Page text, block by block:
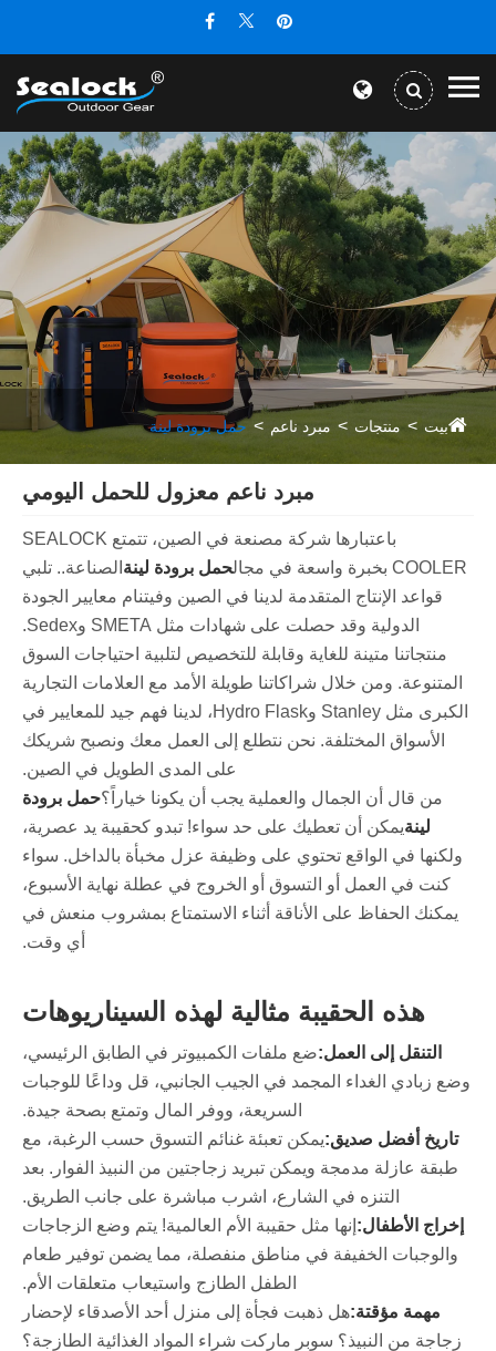
بيت منتجات مبرد ناعم حمل برودة لينة
مبرد ناعم معزول للحمل اليومي
باعتبارها شركة مصنعة في الصين، تتمتع SEALOCK
COOLER بخبرة واسعة في مجال
حمل برودة لينة الصناعة.. تلبي
قواعد الإنتاج المتقدمة لدينا في الصين وفيتنام معايير الجودة
الدولية وقد حصلت على شهادات مثل SMETA وSedex.
منتجاتنا متينة للغاية وقابلة للتخصيص لتلبية احتياجات السوق
المتنوعة. ومن خلال شراكاتنا طويلة الأمد مع العلامات التجارية
الكبرى مثل Stanley وHydro Flask، لدينا فهم جيد للمعايير في
الأسواق المختلفة. نحن نتطلع إلى العمل معك ونصبح شريكك
على المدى الطويل في الصين.
من قال أن الجمال والعملية يجب أن يكونا خياراً؟حمل برودة
لينةيمكن أن تعطيك على حد سواء! تبدو كحقيبة يد عصرية،
ولكنها في الواقع تحتوي على وظيفة عزل مخبأة بالداخل. سواء
كنت في العمل أو التسوق أو الخروج في عطلة نهاية الأسبوع،
يمكنك الحفاظ على الأناقة أثناء الاستمتاع بمشروب منعش في
أي وقت.
هذه الحقيبة مثالية لهذه السيناريوهات
التنقل إلى العمل:ضع ملفات الكمبيوتر في الطابق الرئيسي،
وضع زبادي الغداء المجمد في الجيب الجانبي، قل وداعًا للوجبات
السريعة، ووفر المال وتمتع بصحة جيدة.
تاريخ أفضل صديق:يمكن تعبئة غنائم التسوق حسب الرغبة، مع
طبقة عازلة مدمجة ويمكن تبريد زجاجتين من النبيذ الفوار. بعد
التنزه في الشارع، اشرب مباشرة على جانب الطريق.
إخراج الأطفال: إنها مثل حقيبة الأم العالمية! يتم وضع الزجاجات
والوجبات الخفيفة في مناطق منفصلة، ​​مما يضمن توفير طعام
الطفل الطازج واستيعاب متعلقات الأم.
مهمة مؤقتة:هل ذهبت فجأة إلى منزل أحد الأصدقاء لإحضار
زجاجة من النبيذ؟ سوبر ماركت شراء المواد الغذائية الطازجة؟